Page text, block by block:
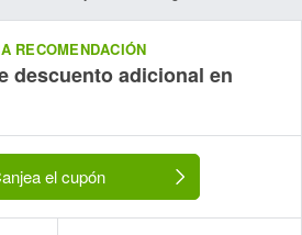
RECOMENDACIÓN
descuento adicional en
el cupón